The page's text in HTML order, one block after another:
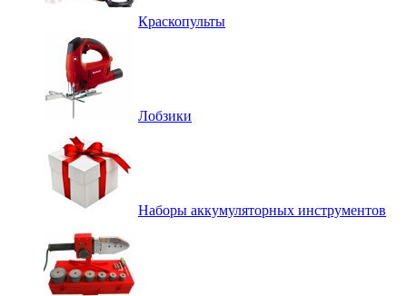
Краскопульты
Лобзики
Наборы аккумуляторных инструментов